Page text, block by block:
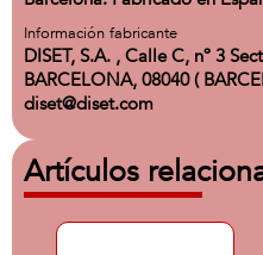
Información fabricante
DISET, S.A. , Calle C, nº 3
BARCELONA, 08040 (
diset@diset.com
Artículos